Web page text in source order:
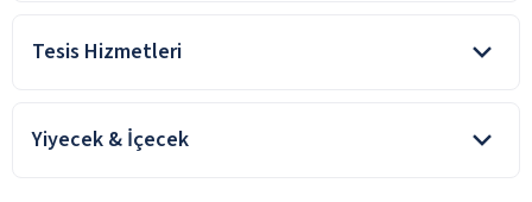
hizmet alanlarının kullanımı, konaklama süresince
Fitness Merkezi
Tesis Hizmetleri
out saati ise en geç 12:00’dir. Tesiste hizmet veren açık alan
kullanımları mevsim koşullarına bağlıdır.
Yiyecek & İçecek